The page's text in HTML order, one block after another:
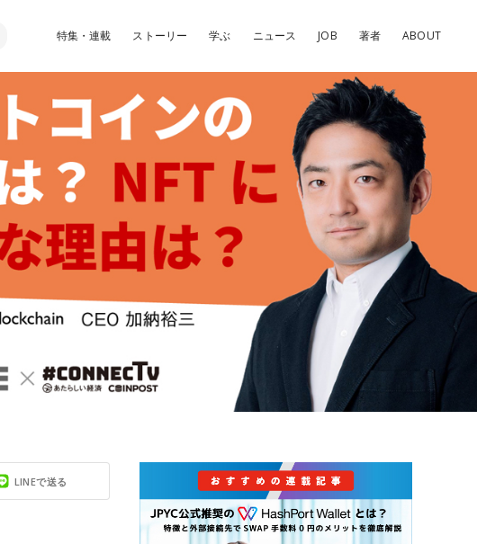
特集・連載 ストーリー 学ぶ ニュース JOB 著者 ABOUT
LINEで送る